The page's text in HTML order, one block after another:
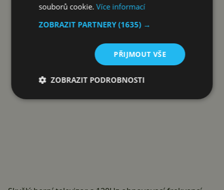
souborů cookie.Více informací
ZOBRAZIT PARTNERY(1635) →
PŘIJMOUT VŠE
ZOBRAZIT PODROBNOSTI